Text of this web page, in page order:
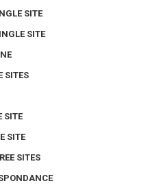
SITE
SITE
SITES
SITE
SITE
SITES